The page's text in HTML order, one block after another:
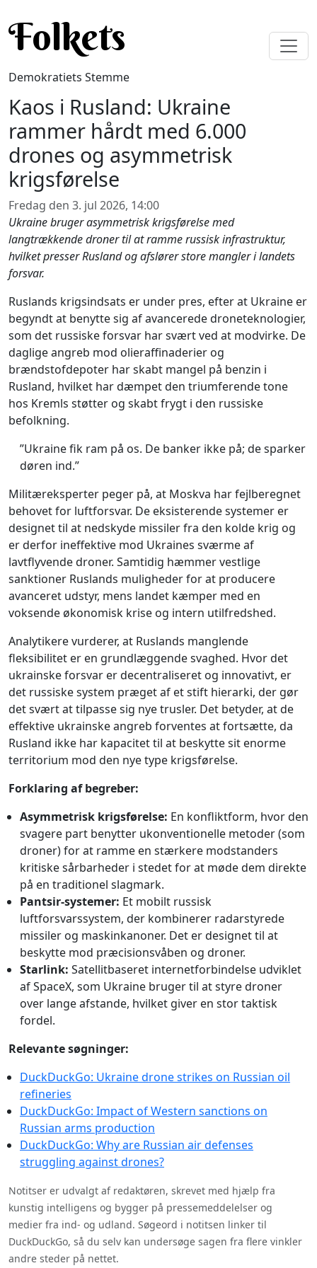
Folkets
Demokratiets Stemme
Kaos i Rusland: Ukraine
rammer hårdt med 6.000
drones og asymmetrisk
krigsførelse
Fredag den 3. jul 2026, 14:00
Ukraine bruger asymmetrisk krigsførelse med
langtrækkende droner til at ramme russisk infrastruktur,
hvilket presser Rusland og afslører store mangler i landets
forsvar.
Ruslands krigsindsats er under pres, efter at Ukraine er
begyndt at benytte sig af avancerede droneteknologier,
som det russiske forsvar har svært ved at modvirke. De
daglige angreb mod olieraffinaderier og
brændstofdepoter har skabt mangel på benzin i
Rusland, hvilket har dæmpet den triumferende tone
hos Kremls støtter og skabt frygt i den russiske
befolkning.
”Ukraine fik ram på os. De banker ikke på; de sparker
døren ind.”
Militæreksperter peger på, at Moskva har fejlberegnet
behovet for luftforsvar. De eksisterende systemer er
designet til at nedskyde missiler fra den kolde krig og
er derfor ineffektive mod Ukraines sværme af
lavtflyvende droner. Samtidig hæmmer vestlige
sanktioner Ruslands muligheder for at producere
avanceret udstyr, mens landet kæmper med en
voksende økonomisk krise og intern utilfredshed.
Analytikere vurderer, at Ruslands manglende
fleksibilitet er en grundlæggende svaghed. Hvor det
ukrainske forsvar er decentraliseret og innovativt, er
det russiske system præget af et stift hierarki, der gør
det svært at tilpasse sig nye trusler. Det betyder, at de
effektive ukrainske angreb forventes at fortsætte, da
Rusland ikke har kapacitet til at beskytte sit enorme
territorium mod den nye type krigsførelse.
Forklaring af begreber:
Asymmetrisk krigsførelse: En konfliktform, hvor den
svagere part benytter ukonventionelle metoder (som
droner) for at ramme en stærkere modstanders
kritiske sårbarheder i stedet for at møde dem direkte
på en traditionel slagmark.
Pantsir-systemer: Et mobilt russisk
luftforsvarssystem, der kombinerer radarstyrede
missiler og maskinkanoner. Det er designet til at
beskytte mod præcisionsvåben og droner.
Starlink: Satellitbaseret internetforbindelse udviklet
af SpaceX, som Ukraine bruger til at styre droner
over lange afstande, hvilket giver en stor taktisk
fordel.
Relevante søgninger:
DuckDuckGo: Ukraine drone strikes on Russian oil
refineries
DuckDuckGo: Impact of Western sanctions on
Russian arms production
DuckDuckGo: Why are Russian air defenses
struggling against drones?
Notitser er udvalgt af redaktøren, skrevet med hjælp fra
kunstig intelligens og bygger på pressemeddelelser og
medier fra ind- og udland. Søgeord i notitsen linker til
DuckDuckGo, så du selv kan undersøge sagen fra flere vinkler
andre steder på nettet.